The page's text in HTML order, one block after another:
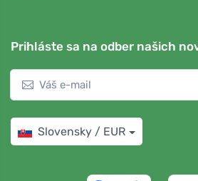
Prihláste sa na odber našich
Slovensky / EUR